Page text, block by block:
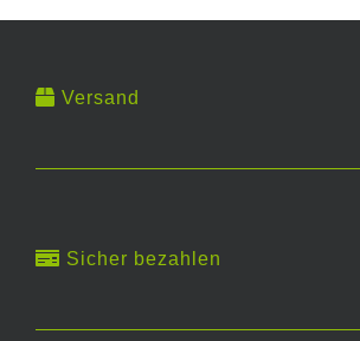
Versand
Sicher bezahlen